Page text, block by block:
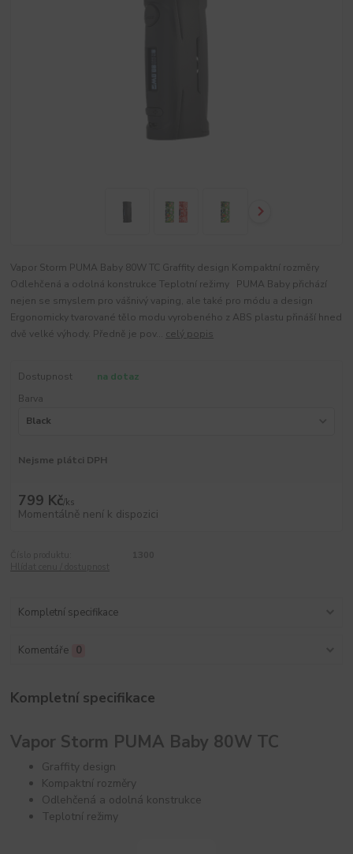
Vapor Storm PUMA Baby 80W TC Graffity design Kompaktní rozměry
Odlehčená a odolná konstrukce Teplotní režimy PUMA Baby přichází
nejen se smyslem pro vášnivý vaping, ale také pro módu a design
Ergonomicky tvarované tělo modu vyrobeného z ABS plastu přináší hned
dvě velké výhody. Předně je pov... celý popis
Dostupnost
na dotaz
Barva
Nejsme plátci DPH
799 Kč/ks
Momentálně není k dispozici
Kompletní specifikace
Komentáře 0
Kompletní specifikace
Vapor Storm PUMA Baby 80W TC
Graffity design
Kompaktní rozměry
Odlehčená a odolná konstrukce
Teplotní režimy